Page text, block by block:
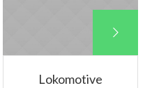
Lokomotive